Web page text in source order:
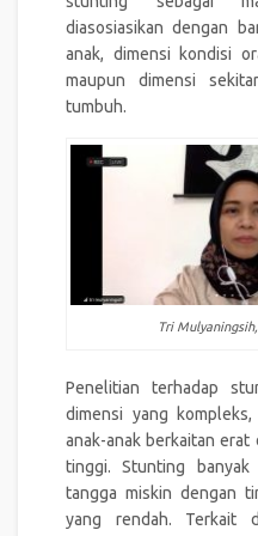
diasosiasikan dengan
anak, dimensi kondisi
maupun dimensi
tumbuh.
Tri
Penelitian terhadap
dimensi yang
anak-anak berkaitan
tinggi. Stunting
tangga miskin dengan
yang rendah. Terkait